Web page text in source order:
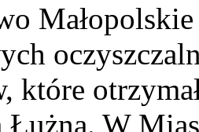
które
Łużna. W